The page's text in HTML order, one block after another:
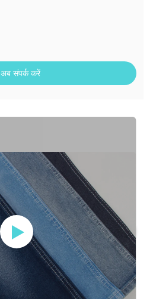
अब संपर्क करें